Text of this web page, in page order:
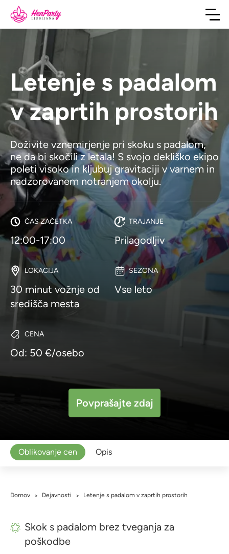
Letenje s padalom
v zaprtih prostorih
Doživite vznemirjenje pri skoku s padalom,
ne da bi skočili z letala! S svojo dekliško ekipo
poleti visoko in kljubuj gravitaciji v varnem in
nadzorovanem notranjem okolju.
ČAS ZAČETKA
12:00-17:00
TRAJANJE
Prilagodljiv
LOKACIJA
30 minut vožnje od
središča mesta
SEZONA
Vse leto
CENA
Od: 50 €/osebo
Povprašajte zdaj
Oblikovanje cen Opis
Domov > Dejavnosti > Letenje s padalom v zaprtih prostorih
Skok s padalom brez tveganja za
poškodbe